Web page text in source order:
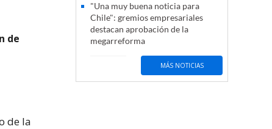
de
de la
"Una muy buena noticia para
Chile": gremios empresariales
destacan aprobación de la
megarreforma
MÁS NOTICIAS